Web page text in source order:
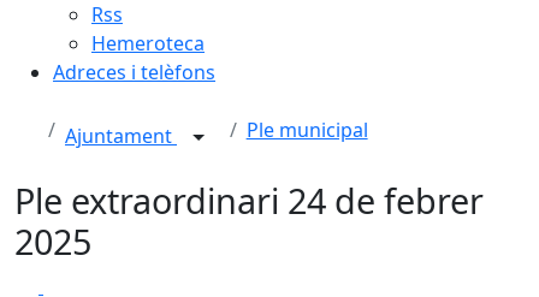
Rss
Hemeroteca
Adreces i telèfons
Ajuntament Ple municipal
Ple extraordinari 24 de febrer
2025